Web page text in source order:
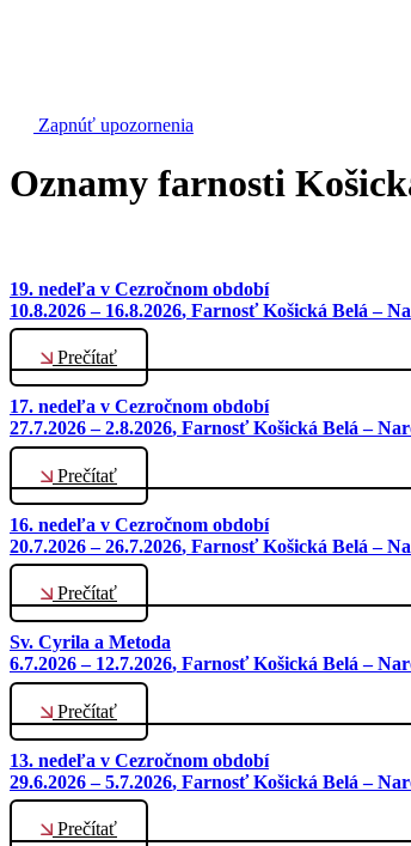
Zapnúť upozornenia
Oznamy farnosti
19. nedeľa v Cezročnom období
10.8.2026 – 16.8.2026, Farnosť Košická Belá –
Prečítať
17. nedeľa v Cezročnom období
27.7.2026 – 2.8.2026, Farnosť Košická Belá –
Prečítať
16. nedeľa v Cezročnom období
20.7.2026 – 26.7.2026, Farnosť Košická Belá –
Prečítať
Sv. Cyrila a Metoda
6.7.2026 – 12.7.2026, Farnosť Košická Belá –
Prečítať
13. nedeľa v Cezročnom období
29.6.2026 – 5.7.2026, Farnosť Košická Belá –
Prečítať